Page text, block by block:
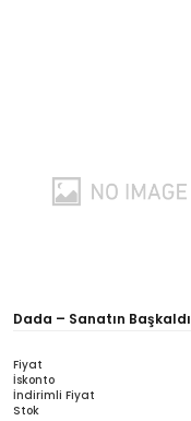
Dada – Sanatın
Fiyat
İskonto
İndirimli Fiyat
Stok